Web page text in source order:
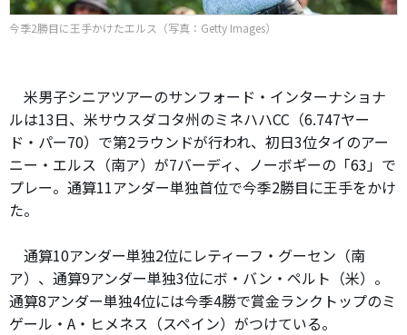
今季2勝目に王手かけたエルス（写真：Getty Images）
米男子シニアツアーのサンフォード・インターナショナ
ルは13日、米サウスダコタ州のミネハハCC（6.747ヤー
ド・パー70）で第2ラウンドが行われ、初日3位タイのアー
ニー・エルス（南ア）が7バーディ、ノーボギーの「63」で
プレー。通算11アンダー単独首位で今季2勝目に王手をかけ
た。
通算10アンダー単独2位にレティーフ・グーセン（南
ア）、通算9アンダー単独3位にボ・バン・ペルト（米）。
通算8アンダー単独4位には今季4勝で賞金ランクトップのミ
ゲール・A・ヒメネス（スペイン）がつけている。